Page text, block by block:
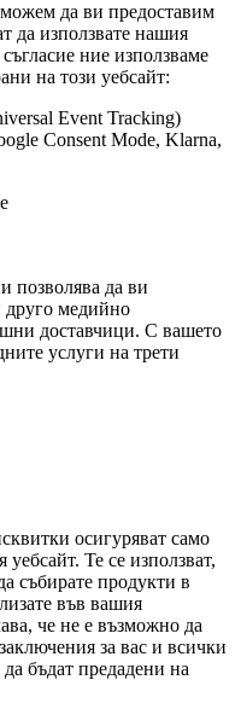
да ви предоставим
да използвате нашия
ние използваме
на този уебсайт:
Event Tracking)
Consent Mode, Klarna,
позволява да ви
друго медийно
доставчици. С вашето
услуги на трети
осигуряват само
Те се използват,
събирате продукти в
във вашия
че не е възможно да
за вас и всички
бъдат предадени на